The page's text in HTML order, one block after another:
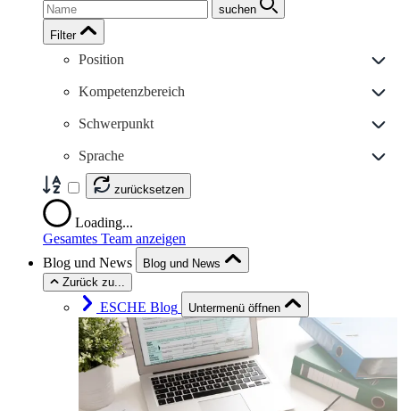
suchen
Filter
Position
Kompetenzbereich
Schwerpunkt
Sprache
zurücksetzen
Loading...
Gesamtes Team anzeigen
Blog und News
Blog und News
Zurück zu...
ESCHE Blog Untermenü öffnen